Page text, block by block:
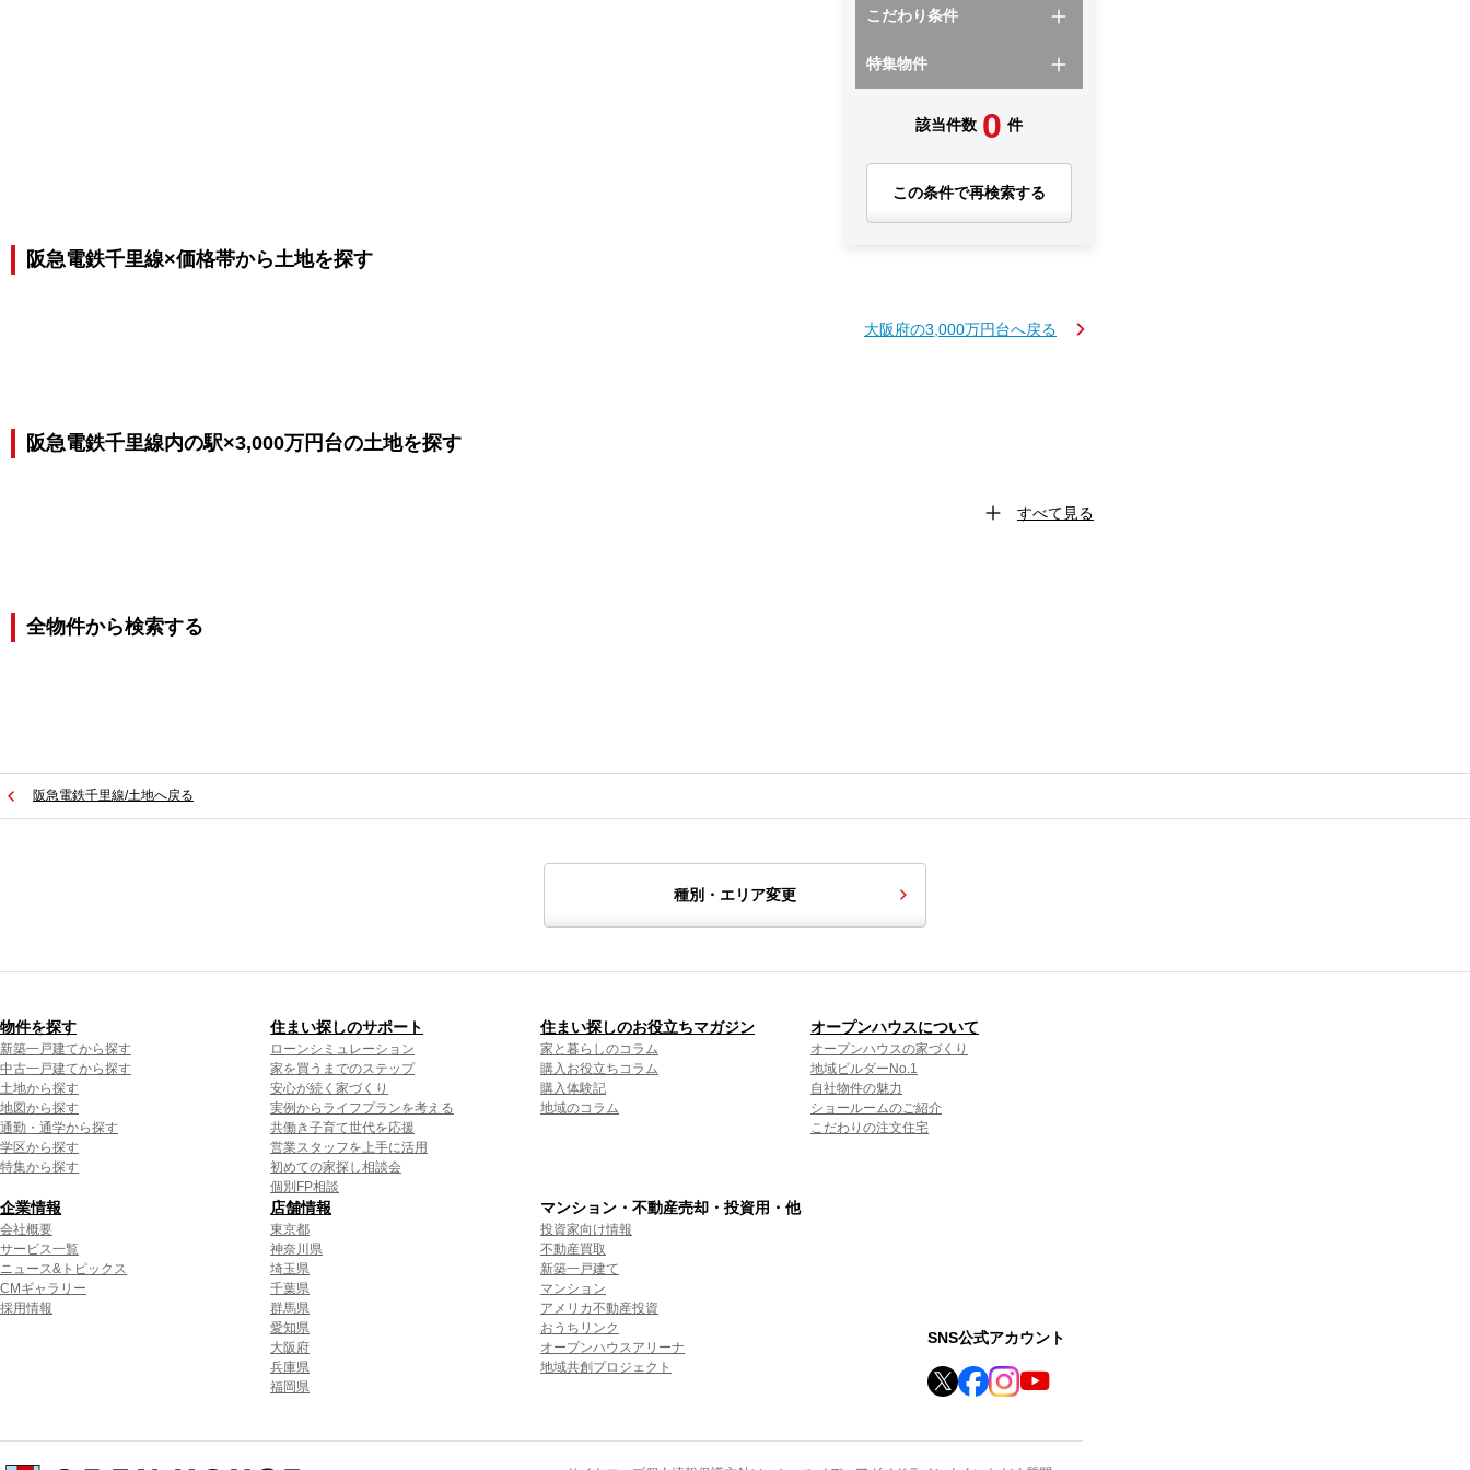
こだわり条件
特集物件
該当件数 0 件
この条件で再検索する
阪急電鉄千里線×価格帯から土地を探す
大阪府の3,000万円台へ戻る
阪急電鉄千里線内の駅×3,000万円台の土地を探す
すべて見る
全物件から検索する
阪急電鉄千里線/土地へ戻る
種別・エリア変更
物件を探す
新築一戸建てから探す
中古一戸建てから探す
土地から探す
地図から探す
通勤・通学から探す
学区から探す
特集から探す
住まい探しのサポート
ローンシミュレーション
家を買うまでのステップ
安心が続く家づくり
実例からライフプランを考える
共働き子育て世代を応援
営業スタッフを上手に活用
初めての家探し相談会
個別FP相談
住まい探しのお役立ちマガジン
家と暮らしのコラム
購入お役立ちコラム
購入体験記
地域のコラム
オープンハウスについて
オープンハウスの家づくり
地域ビルダーNo.1
自社物件の魅力
ショールームのご紹介
こだわりの注文住宅
企業情報
会社概要
サービス一覧
ニュース&トピックス
CMギャラリー
採用情報
店舗情報
東京都
神奈川県
埼玉県
千葉県
群馬県
愛知県
大阪府
兵庫県
福岡県
マンション・不動産売却・投資用・他
投資家向け情報
不動産買取
新築一戸建て
マンション
アメリカ不動産投資
おうちリンク
オープンハウスアリーナ
地域共創プロジェクト
SNS公式アカウント